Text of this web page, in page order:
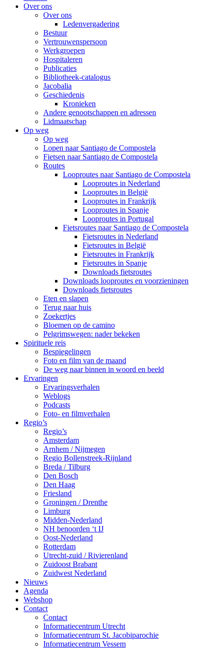
Over ons
Over ons
Ledenvergadering
Bestuur
Vertrouwenspersoon
Werkgroepen
Hospitaleren
Publicaties
Bibliotheek-catalogus
Jacobalia
Geschiedenis
Kronieken
Andere genootschappen en adressen
Lidmaatschap
Op weg
Op weg
Lopen naar Santiago de Compostela
Fietsen naar Santiago de Compostela
Routes
Looproutes naar Santiago de Compostela
Looproutes in Nederland
Looproutes in België
Looproutes in Frankrijk
Looproutes in Spanje
Looproutes in Portugal
Fietsroutes naar Santiago de Compostela
Fietsroutes in Nederland
Fietsroutes in België
Fietsroutes in Frankrijk
Fietsroutes in Spanje
Downloads fietsroutes
Downloads looproutes en voorzieningen
Downloads fietsroutes
Eten en slapen
Terug naar huis
Zoekertjes
Bloemen op de camino
Pelgrimswegen: nader bekeken
Spirituele reis
Bespiegelingen
Foto en film van de maand
De weg naar binnen in woord en beeld
Ervaringen
Ervaringsverhalen
Weblogs
Podcasts
Foto- en filmverhalen
Regio’s
Regio’s
Amsterdam
Arnhem / Nijmegen
Regio Bollenstreek-Rijnland
Breda / Tilburg
Den Bosch
Den Haag
Friesland
Groningen / Drenthe
Limburg
Midden-Nederland
NH benoorden ‘t IJ
Oost-Nederland
Rotterdam
Utrecht-zuid / Rivierenland
Zuidoost Brabant
Zuidwest Nederland
Nieuws
Agenda
Webshop
Contact
Contact
Informatiecentrum Utrecht
Informatiecentrum St. Jacobiparochie
Informatiecentrum Vessem